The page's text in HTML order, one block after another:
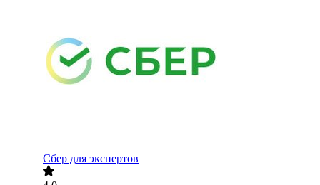
Сбер для экспертов